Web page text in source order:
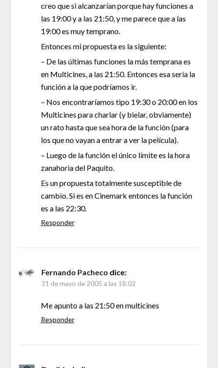
creo que si alcanzarían porque hay funciones a
las 19:00 y a las 21:50, y me parece que a las
19:00 es muy temprano.
Entonces mi propuesta es la siguiente:
– De las últimas funciones la más temprana es
en Multicines, a las 21:50. Entonces esa sería la
función a la que podríamos ir.
– Nos encontraríamos tipo 19:30 o 20:00 en los
Multicines para charlar (y bielar, obviamente)
un rato hasta que sea hora de la función (para
los que no vayan a entrar a ver la película).
– Luego de la función el único límite es la hora
zanahoria del Paquito.
Es un propuesta totalmente susceptible de
cambio. Si es en Cinemark entonces la función
es a las 22:30.
Responder
Fernando Pacheco dice:
31 de mayo de 2005 a las 18:02
Me apunto a las 21:50 en multicines
Responder